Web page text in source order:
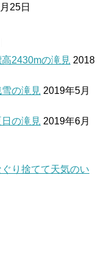
25日
2430mの滝見 2018
の滝見 2019年5月
の滝見 2019年6月
り捨てて天気のい